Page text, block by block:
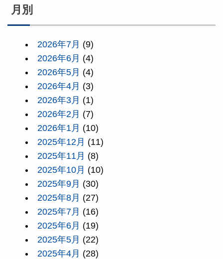
月別
2026年7月 (9)
2026年6月 (4)
2026年5月 (4)
2026年4月 (3)
2026年3月 (1)
2026年2月 (7)
2026年1月 (10)
2025年12月 (11)
2025年11月 (8)
2025年10月 (10)
2025年9月 (30)
2025年8月 (27)
2025年7月 (16)
2025年6月 (19)
2025年5月 (22)
2025年4月 (28)